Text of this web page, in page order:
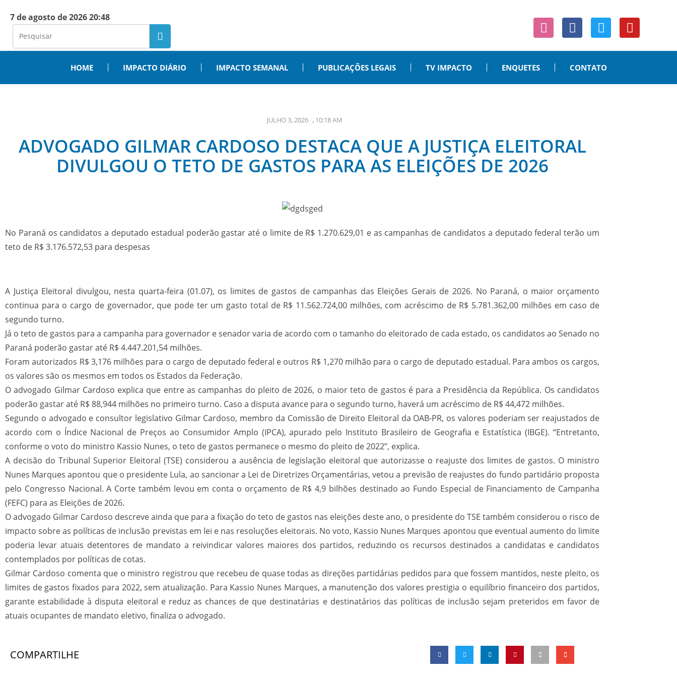
7 de agosto de 2026 20:48
HOME IMPACTO DIÁRIO IMPACTO SEMANAL PUBLICAÇÕES LEGAIS TV IMPACTO ENQUETES CONTATO
JULHO 3, 2026 , 10:18 AM
ADVOGADO GILMAR CARDOSO DESTACA QUE A JUSTIÇA ELEITORAL
DIVULGOU O TETO DE GASTOS PARA AS ELEIÇÕES DE 2026
No Paraná os candidatos a deputado estadual poderão gastar até o limite de R$ 1.270.629,01 e as campanhas de candidatos a deputado federal terão um
teto de R$ 3.176.572,53 para despesas
A Justiça Eleitoral divulgou, nesta quarta-feira (01.07), os limites de gastos de campanhas das Eleições Gerais de 2026. No Paraná, o maior orçamento
continua para o cargo de governador, que pode ter um gasto total de R$ 11.562.724,00 milhões, com acréscimo de R$ 5.781.362,00 milhões em caso de
segundo turno.
Já o teto de gastos para a campanha para governador e senador varia de acordo com o tamanho do eleitorado de cada estado, os candidatos ao Senado no
Paraná poderão gastar até R$ 4.447.201,54 milhões.
Foram autorizados R$ 3,176 milhões para o cargo de deputado federal e outros R$ 1,270 milhão para o cargo de deputado estadual. Para ambos os cargos,
os valores são os mesmos em todos os Estados da Federação.
O advogado Gilmar Cardoso explica que entre as campanhas do pleito de 2026, o maior teto de gastos é para a Presidência da República. Os candidatos
poderão gastar até R$ 88,944 milhões no primeiro turno. Caso a disputa avance para o segundo turno, haverá um acréscimo de R$ 44,472 milhões.
Segundo o advogado e consultor legislativo Gilmar Cardoso, membro da Comissão de Direito Eleitoral da OAB-PR, os valores poderiam ser reajustados de
acordo com o Índice Nacional de Preços ao Consumidor Amplo (IPCA), apurado pelo Instituto Brasileiro de Geografia e Estatística (IBGE). “Entretanto,
conforme o voto do ministro Kassio Nunes, o teto de gastos permanece o mesmo do pleito de 2022”, explica.
A decisão do Tribunal Superior Eleitoral (TSE) considerou a ausência de legislação eleitoral que autorizasse o reajuste dos limites de gastos. O ministro
Nunes Marques apontou que o presidente Lula, ao sancionar a Lei de Diretrizes Orçamentárias, vetou a previsão de reajustes do fundo partidário proposta
pelo Congresso Nacional. A Corte também levou em conta o orçamento de R$ 4,9 bilhões destinado ao Fundo Especial de Financiamento de Campanha
(FEFC) para as Eleições de 2026.
O advogado Gilmar Cardoso descreve ainda que para a fixação do teto de gastos nas eleições deste ano, o presidente do TSE também considerou o risco de
impacto sobre as políticas de inclusão previstas em lei e nas resoluções eleitorais. No voto, Kassio Nunes Marques apontou que eventual aumento do limite
poderia levar atuais detentores de mandato a reivindicar valores maiores dos partidos, reduzindo os recursos destinados a candidatas e candidatos
contemplados por políticas de cotas.
Gilmar Cardoso comenta que o ministro registrou que recebeu de quase todas as direções partidárias pedidos para que fossem mantidos, neste pleito, os
limites de gastos fixados para 2022, sem atualização. Para Kassio Nunes Marques, a manutenção dos valores prestigia o equilíbrio financeiro dos partidos,
garante estabilidade à disputa eleitoral e reduz as chances de que destinatárias e destinatários das políticas de inclusão sejam preteridos em favor de
atuais ocupantes de mandato eletivo, finaliza o advogado.
COMPARTILHE